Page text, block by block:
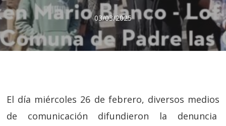
03/03/2025
El día miércoles 26 de febrero, diversos medios
de comunicación difundieron la denuncia